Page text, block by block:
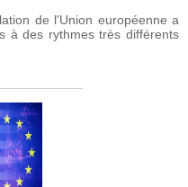
de l'Union européenne a
à des rythmes très différents